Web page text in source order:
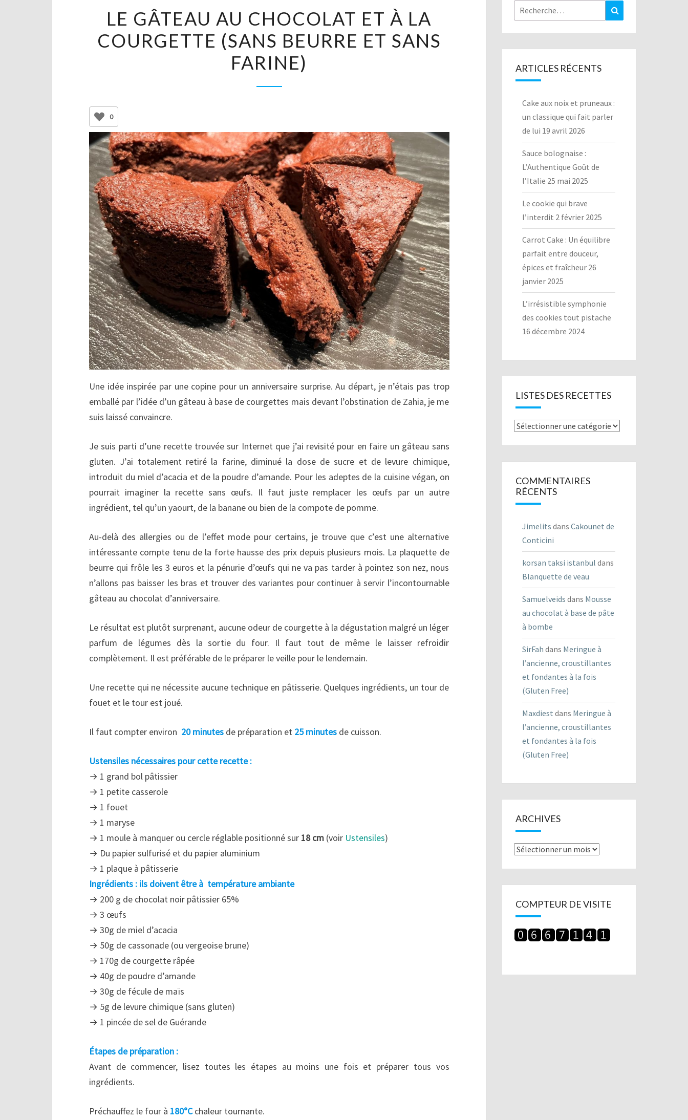
GÂTEAU
AU
CHOCOLAT
ET
BEURRE
ET
SANS
FARINE)
LE GÂTEAU AU CHOCOLAT ET À LA
COURGETTE (SANS BEURRE ET SANS
FARINE)
0
Une idée inspirée par une copine pour un anniversaire surprise. Au départ, je n’étais pas trop
emballé par l’idée d’un gâteau à base de courgettes mais devant l’obstination de Zahia, je me
suis laissé convaincre.
Je suis parti d’une recette trouvée sur Internet que j’ai revisité pour en faire un gâteau sans
gluten. J’ai totalement retiré la farine, diminué la dose de sucre et de levure chimique,
introduit du miel d’acacia et de la poudre d’amande. Pour les adeptes de la cuisine végan, on
pourrait imaginer la recette sans œufs. Il faut juste remplacer les œufs par un autre
ingrédient, tel qu’un yaourt, de la banane ou bien de la compote de pomme.
Au-delà des allergies ou de l’effet mode pour certains, je trouve que c’est une alternative
intéressante compte tenu de la forte hausse des prix depuis plusieurs mois. La plaquette de
beurre qui frôle les 3 euros et la pénurie d’œufs qui ne va pas tarder à pointez son nez, nous
n’allons pas baisser les bras et trouver des variantes pour continuer à servir l’incontournable
gâteau au chocolat d’anniversaire.
Le résultat est plutôt surprenant, aucune odeur de courgette à la dégustation malgré un léger
parfum de légumes dès la sortie du four. Il faut tout de même le laisser refroidir
complètement. Il est préférable de le préparer le veille pour le lendemain.
Une recette qui ne nécessite aucune technique en pâtisserie. Quelques ingrédients, un tour de
fouet et le tour est joué.
Il faut compter environ 20 minutes de préparation et 25 minutes de cuisson.
Ustensiles nécessaires pour cette recette :
→ 1 grand bol pâtissier
→ 1 petite casserole
→ 1 fouet
→ 1 maryse
→ 1 moule à manquer ou cercle réglable positionné sur 18 cm (voir Ustensiles)
→ Du papier sulfurisé et du papier aluminium
→ 1 plaque à pâtisserie
Ingrédients : ils doivent être à température ambiante
→ 200 g de chocolat noir pâtissier 65%
→ 3 œufs
→ 30g de miel d’acacia
→ 50g de cassonade (ou vergeoise brune)
→ 170g de courgette râpée
→ 40g de poudre d’amande
→ 30g de fécule de maïs
→ 5g de levure chimique (sans gluten)
→ 1 pincée de sel de Guérande
Étapes de préparation :
Avant de commencer, lisez toutes les étapes au moins une fois et préparer tous vos
ingrédients.
Préchauffez le four à 180°Cchaleur tournante.
Rechercher :
ARTICLES RÉCENTS
Cake aux noix et pruneaux :
un classique qui fait parler
de lui 19 avril 2026
Sauce bolognaise :
L’Authentique Goût de
l’Italie 25 mai 2025
Le cookie qui brave
l’interdit 2 février 2025
Carrot Cake : Un équilibre
parfait entre douceur,
épices et fraîcheur 26
janvier 2025
L’irrésistible symphonie
des cookies tout pistache
16 décembre 2024
LISTES DES RECETTES
Listes
COMMENTAIRES
RÉCENTS
Jimelits dans Cakounet de
Conticini
korsan taksi istanbul dans
Blanquette de veau
Samuelveids dans Mousse
au chocolat à base de pâte
à bombe
SirFah dans Meringue à
l’ancienne, croustillantes
et fondantes à la fois
(Gluten Free)
Maxdiest dans Meringue à
l’ancienne, croustillantes
et fondantes à la fois
(Gluten Free)
ARCHIVES
Archives
COMPTEUR DE VISITE